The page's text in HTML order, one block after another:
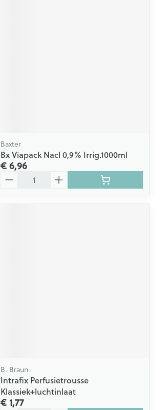
Baxter
Bx Viapack Nacl 0,9% Irrig.1000ml
€ 6,96
B. Braun
Intrafix Perfusietrousse
Klassiek+luchtinlaat
€ 1,77